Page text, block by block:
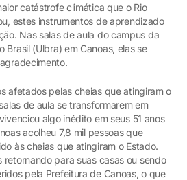
catástrofe climática que o Rio
estes instrumentos de aprendizado
Nas salas de aula do campus da
Brasil (Ulbra) em Canoas, elas se
afetados pelas cheias que atingiram o
de aula se transformarem em
algo inédito em seus 51 anos
acolheu 7,8 mil pessoas que
às cheias que atingiram o Estado.
para suas casas ou sendo
pela Prefeitura de Canoas, o que